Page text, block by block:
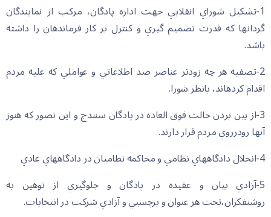
1-تشكيل شوراي انقلابي جهت اداره پادگان، مركب از نمايندگان
گردانها كه قدرت تصميم گيري و كنترل بر كار فرماندهان را داشته
باشد.
2-تصفيه هر چه زودتر عناصر ضد اطلاعاتي و عواملي كه عليه مردم
اقدام كرده‏اند، بانظر شورا.
3-از بين بردن حالت فوق العاده در پادگان سنندج و اين تصور كه هنوز
آنها رودرروي مردم قرار دارند.
4-انحلال دادگاههاي نظامي و محاكمه نظاميان در دادگاههاي عادي
5-آزادي بيان و عقيده در پادگان و جلوگيري از توهين به
روشنفكران،تحت هر عنوان و برچسبي و آزادي شركت در انتخابات.